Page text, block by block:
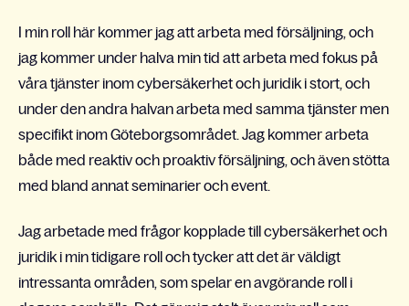
I min roll här kommer jag att arbeta med försäljning, och
jag kommer under halva min tid att arbeta med fokus på
våra tjänster inom cybersäkerhet och juridik i stort, och
under den andra halvan arbeta med samma tjänster men
specifikt inom Göteborgsområdet. Jag kommer arbeta
både med reaktiv och proaktiv försäljning, och även stötta
med bland annat seminarier och event.
Jag arbetade med frågor kopplade till cybersäkerhet och
juridik i min tidigare roll och tycker att det är väldigt
intressanta områden, som spelar en avgörande roll i